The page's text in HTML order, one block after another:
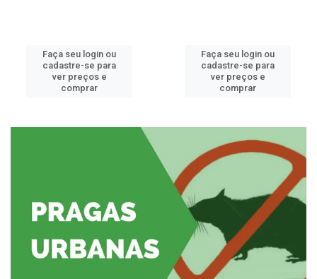
Faça seu login ou
cadastre-se para
ver preços e
comprar
Faça seu login ou
cadastre-se para
ver preços e
comprar